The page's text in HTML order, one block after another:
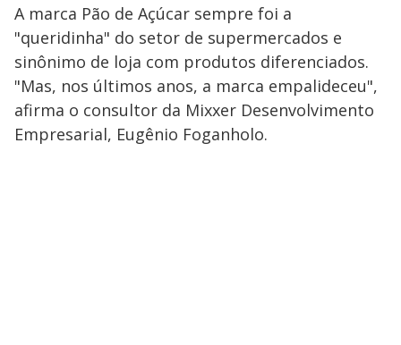
A marca Pão de Açúcar sempre foi a
"queridinha" do setor de supermercados e
sinônimo de loja com produtos diferenciados.
"Mas, nos últimos anos, a marca empalideceu",
afirma o consultor da Mixxer Desenvolvimento
Empresarial, Eugênio Foganholo.